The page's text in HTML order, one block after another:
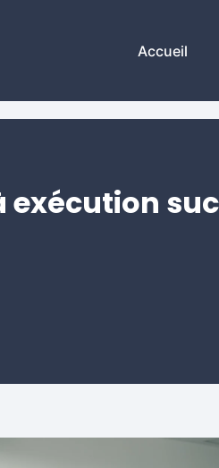
Accueil
exécution